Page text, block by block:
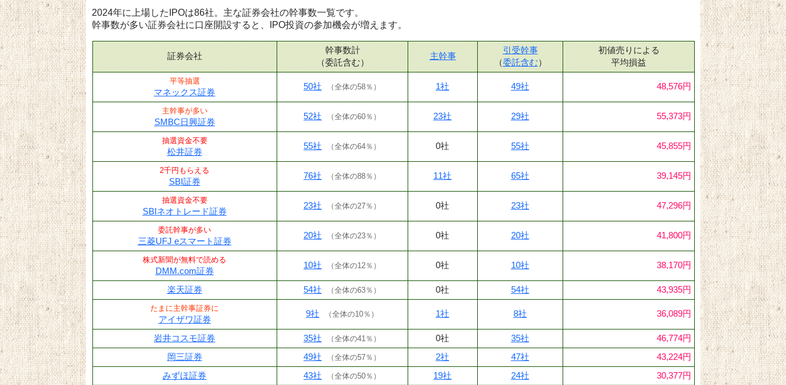
2024年に上場したIPOは86社。主な証券会社の幹事数一覧です。
幹事数が多い証券会社に口座開設すると、IPO投資の参加機会が増えます。
証券会社
幹事数計
（委託含む）
主幹事
引受幹事
（委託含む）
初値売りによる
平均損益
平等抽選
マネックス証券
50社 （全体の58％ ） 1社 49社 48,576円
主幹事が多い
SMBC日興証券
52社 （全体の60％ ） 23社 29社 55,373円
抽選資金不要
松井証券
55社 （全体の64％ ） 0社 55社 45,855円
2千円もらえる
SBI証券
76社 （全体の88％ ） 11社 65社 39,145円
抽選資金不要
SBIネオトレード証券
23社 （全体の27％ ） 0社 23社 47,296円
委託幹事が多い
三菱UFJ eスマート証券
20社 （全体の23％ ） 0社 20社 41,800円
株式新聞が無料で読める
DMM.com証券
10社 （全体の12％ ） 0社 10社 38,170円
楽天証券 54社 （全体の63％ ） 0社 54社 43,935円
たまに主幹事証券に
アイザワ証券
9社 （全体の10％ ） 1社 8社 36,089円
岩井コスモ証券 35社 （全体の41％ ） 0社 35社
46,774円
岡三証券
49社 （全体の57％ ） 2社 47社
43,224円
みずほ証券
43社 （全体の50％ ） 19社 24社
30,377円